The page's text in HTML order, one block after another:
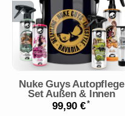
Nuke Guys Autopflege
Set Außen & Innen
99,90 €*